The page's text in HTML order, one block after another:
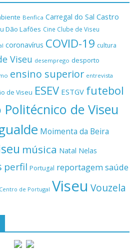
Benfica Carregal do Sal Castro
Dão Lafões Cine Clube de Viseu
coronavírus COVID-19 cultura
Viseu desemprego desporto
ensino superior entrevista
de Viseu ESEV ESTGV futebol
de Viseu
Moimenta da Beira
música Natal Nelas
perfil Portugal reportagemsaúde
de Portugal Viseu Vouzela